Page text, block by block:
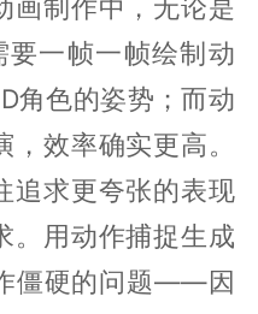
画制作中，无论是
一帧一帧绘制动
角色的姿势；而动
效率确实更高。
追求更夸张的表现
。用动作捕捉生成
僵硬的问题——因